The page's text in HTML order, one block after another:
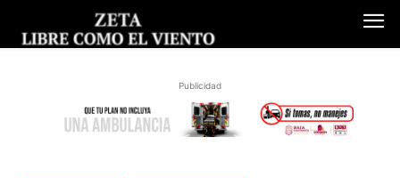
Publicidad